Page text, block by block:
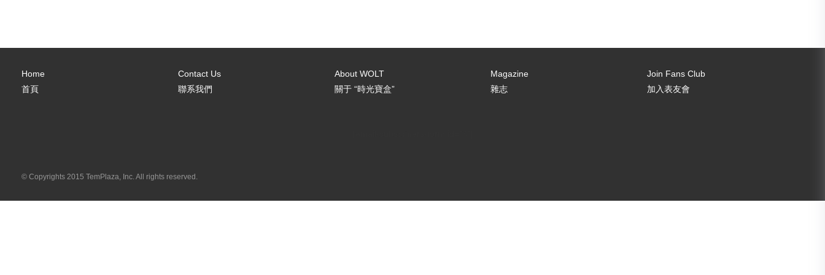
Home
首頁
Contact Us
聯系我們
About WOLT
關于 “時光寶盒”
Magazine
雜志
Join Fans Club
加入表友會
© Copyrights 2015 TemPlaza, Inc. All rights reserved.